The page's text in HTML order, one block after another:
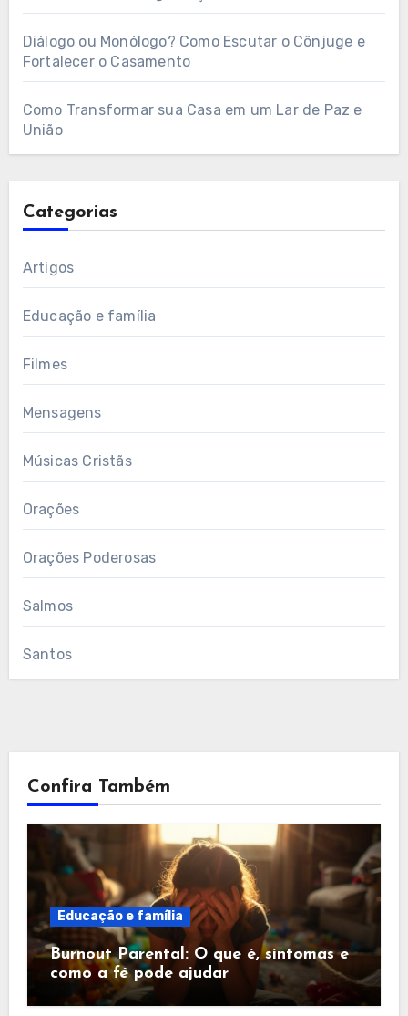
Diálogo ou Monólogo? Como Escutar o Cônjuge e
Fortalecer o Casamento
Como Transformar sua Casa em um Lar de Paz e
União
Categorias
Artigos
Educação e família
Filmes
Mensagens
Músicas Cristãs
Orações
Orações Poderosas
Salmos
Santos
Confira Também
Educação e família
Burnout Parental: O que é, sintomas e
como a fé pode ajudar